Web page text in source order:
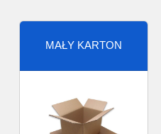
MAŁY KARTON